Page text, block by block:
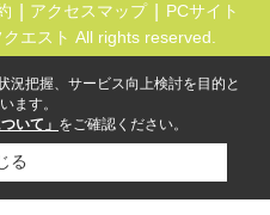
アクセスマップ
PCサイト
エスト All rights reserved.
況把握、サービス向上検討を目的と
ます。
いて」 をご確認ください。
る